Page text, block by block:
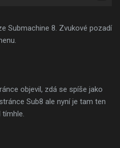
Submachine 8. Zvukové pozadí
objevil, zdá se spíše jako
Sub8 ale nyní je tam ten